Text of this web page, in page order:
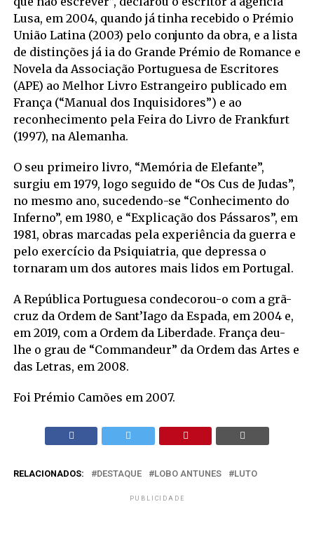
Lusa, em 2004, quando já tinha recebido o Prémio
União Latina (2003) pelo conjunto da obra, e a lista
de distinções já ia do Grande Prémio de Romance e
Novela da Associação Portuguesa de Escritores
(APE) ao Melhor Livro Estrangeiro publicado em
França (“Manual dos Inquisidores”) e ao
reconhecimento pela Feira do Livro de Frankfurt
(1997), na Alemanha.
O seu primeiro livro, “Memória de Elefante”,
surgiu em 1979, logo seguido de “Os Cus de Judas”,
no mesmo ano, sucedendo-se “Conhecimento do
Inferno”, em 1980, e “Explicação dos Pássaros”, em
1981, obras marcadas pela experiência da guerra e
pelo exercício da Psiquiatria, que depressa o
tornaram um dos autores mais lidos em Portugal.
A República Portuguesa condecorou-o com a grã-
cruz da Ordem de Sant’Iago da Espada, em 2004 e,
em 2019, com a Ordem da Liberdade. França deu-
lhe o grau de “Commandeur” da Ordem das Artes e
das Letras, em 2008.
Foi Prémio Camões em 2007.
RELACIONADOS: DESTAQUE LOBO ANTUNES LUTO
PUBLICIDADE